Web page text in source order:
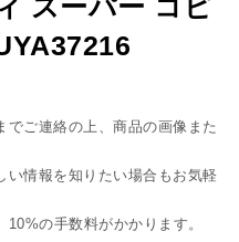
スーパー コピ
でご連絡の上、商品の画像また
い情報を知りたい場合もお気軽
の手数料がかかります。